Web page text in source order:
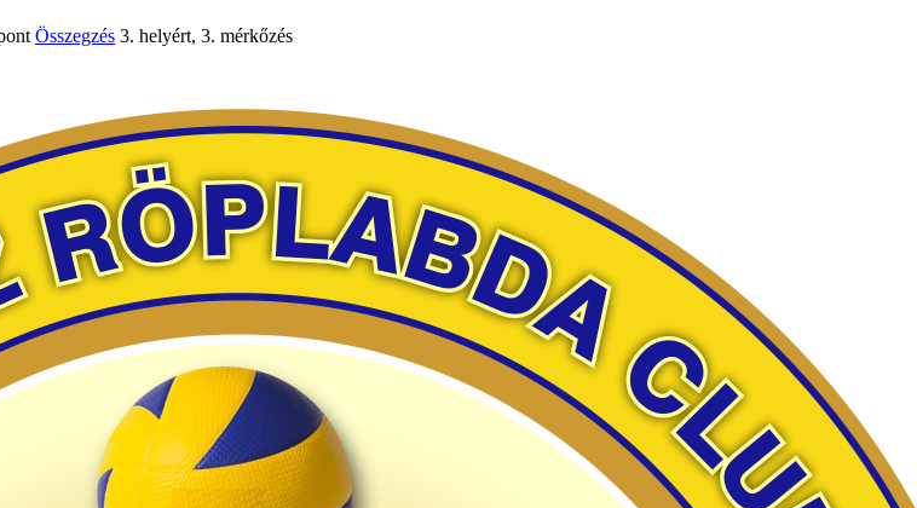
Összegzés 3. helyért, 3. mérkőzés